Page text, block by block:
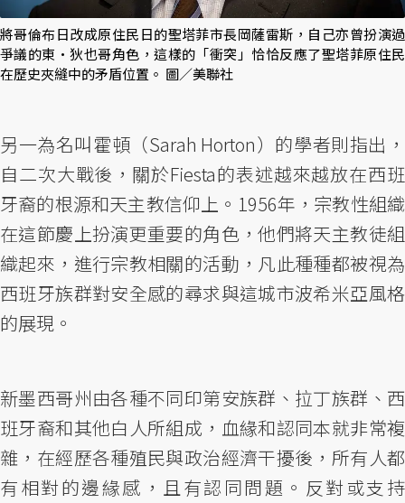
將哥倫布日改成原住民日的聖塔菲市長岡薩雷斯，自己亦曾扮演過
爭議的東•狄也哥角色，這樣的「衝突」恰恰反應了聖塔菲原住民
在歷史夾縫中的矛盾位置。 圖／美聯社
另一為名叫霍頓（Sarah Horton）的學者則指出，
自二次大戰後，關於Fiesta的表述越來越放在西班
牙裔的根源和天主教信仰上。1956年，宗教性組織
在這節慶上扮演更重要的角色，他們將天主教徒組
織起來，進行宗教相關的活動，凡此種種都被視為
西班牙族群對安全感的尋求與這城市波希米亞風格
的展現。
新墨西哥州由各種不同印第安族群、拉丁族群、西
班牙裔和其他白人所組成，血緣和認同本就非常複
雜，在經歷各種殖民與政治經濟干擾後，所有人都
有相對的邊緣感，且有認同問題。反對或支持